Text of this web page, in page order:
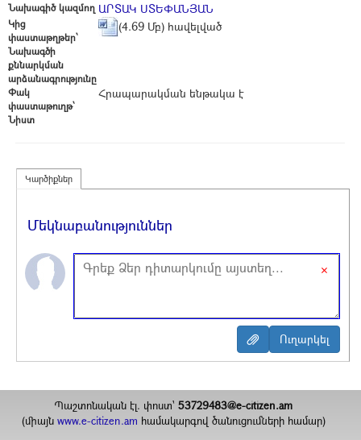
Նախագիծ կազմող ԱՐՏԱԿ ՍՏԵՓԱՆՅԱՆ
Կից
փաստաթղթեր՝
(4.69 Մբ) հավելված
Նախագծի
քննարկման
արձանագրությունը
Փակ
փաստաթուղթ՝
Հրապարակման ենթակա է
Նիստ
Կարծիքներ
Մեկնաբանություններ
×
Պաշտոնական էլ. փոստ`53729483@e-citizen.am
(միայն www.e-citizen.am համակարգով ծանուցումների համար)